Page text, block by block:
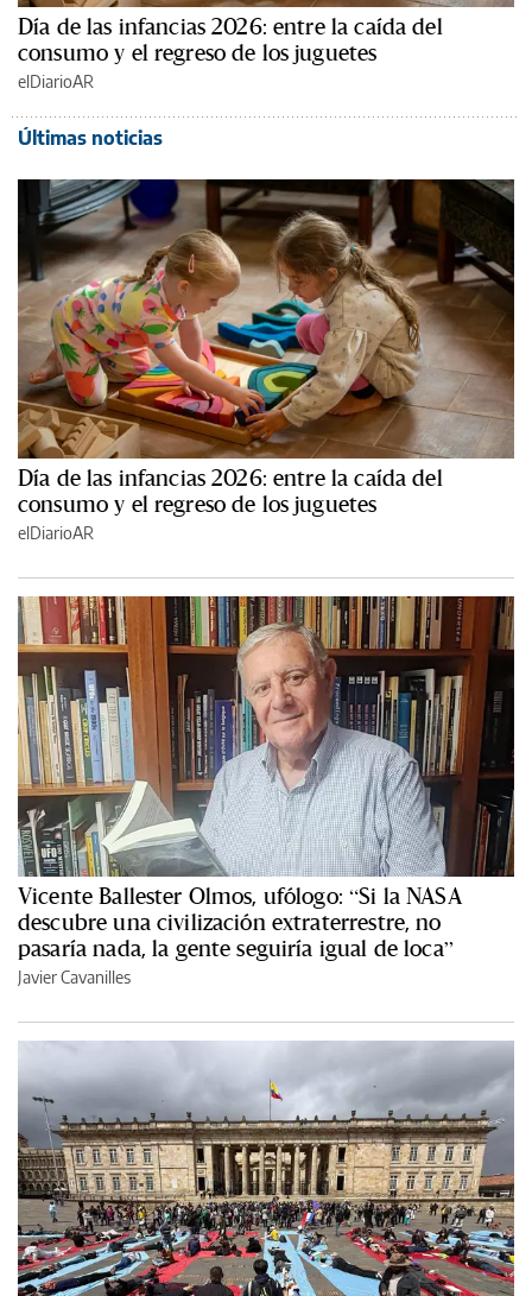
Día de las infancias 2026: entre la caída del
consumo y el regreso de los juguetes
elDiarioAR
Últimas noticias
Día de las infancias 2026: entre la caída del
consumo y el regreso de los juguetes
elDiarioAR
Vicente Ballester Olmos, ufólogo: “Si la NASA
descubre una civilización extraterrestre, no
pasaría nada, la gente seguiría igual de loca”
Javier Cavanilles